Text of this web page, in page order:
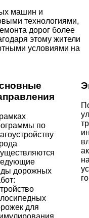
машин и
технологиями,
дорог более
этому жители
условиями на
по
дорожных
для